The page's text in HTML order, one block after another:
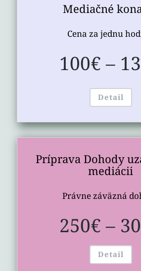
Mediačné
Cena za jednu
100€ –
Detail
Príprava Dohody
mediácii
Právne záväzná
250€ –
Detail